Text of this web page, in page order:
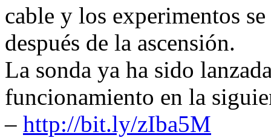
cable y los experimentos
después de la ascensión.
La sonda ya ha sido
funcionamiento en la
– http://bit.ly/zIba5M